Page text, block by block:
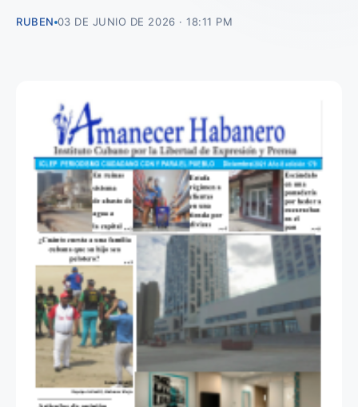
RUBEN 03 DE JUNIO DE 2026 · 18:11 PM